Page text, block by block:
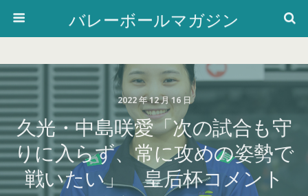
バレーボールマガジン
2022 年 12 月 16 日
久光・中島咲愛「次の試合も守
りに入らず、常に攻めの姿勢で
戦いたい」 皇后杯コメント